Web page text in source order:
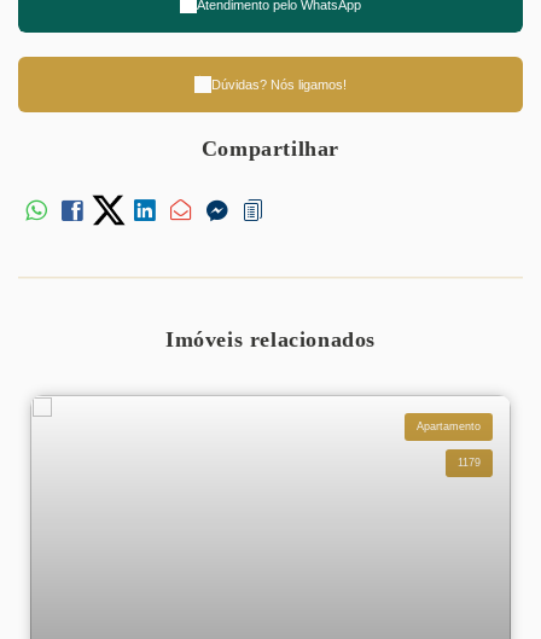
Atendimento pelo WhatsApp
Dúvidas? Nós ligamos!
Compartilhar
Imóveis relacionados
Apartamento
1179